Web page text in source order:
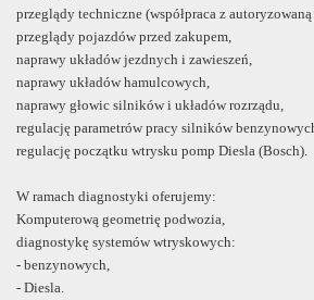
przeglądy techniczne (współpraca z
przeglądy pojazdów przed zakupem,
naprawy układów jezdnych i zawieszeń,
naprawy układów hamulcowych,
naprawy głowic silników i układów rozrządu,
regulację parametrów pracy silników
regulację początku wtrysku pomp Diesla (Bosch).
W ramach diagnostyki oferujemy:
Komputerową geometrię podwozia,
diagnostykę systemów wtryskowych:
- benzynowych,
- Diesla.